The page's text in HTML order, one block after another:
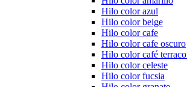
Hilo color azul
Hilo color beige
Hilo color cafe
Hilo color cafe oscuro
Hilo color café
Hilo color celeste
Hilo color fucsia